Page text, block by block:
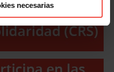
necesarias